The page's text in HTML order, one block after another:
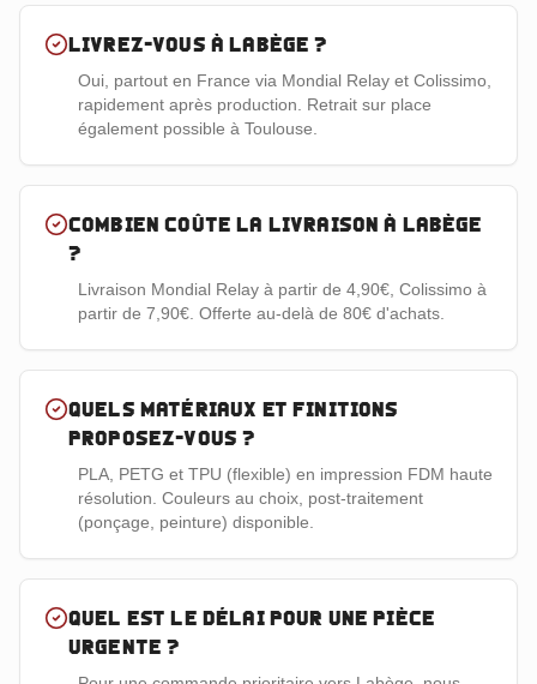
Livrez-vous à Labège ?
Oui, partout en France via Mondial Relay et Colissimo,
rapidement après production. Retrait sur place
également possible à Toulouse.
Combien coûte la livraison à Labège
?
Livraison Mondial Relay à partir de 4,90€, Colissimo à
partir de 7,90€. Offerte au-delà de 80€ d'achats.
Quels matériaux et finitions
proposez-vous ?
PLA, PETG et TPU (flexible) en impression FDM haute
résolution. Couleurs au choix, post-traitement
(ponçage, peinture) disponible.
Quel est le délai pour une pièce
urgente ?